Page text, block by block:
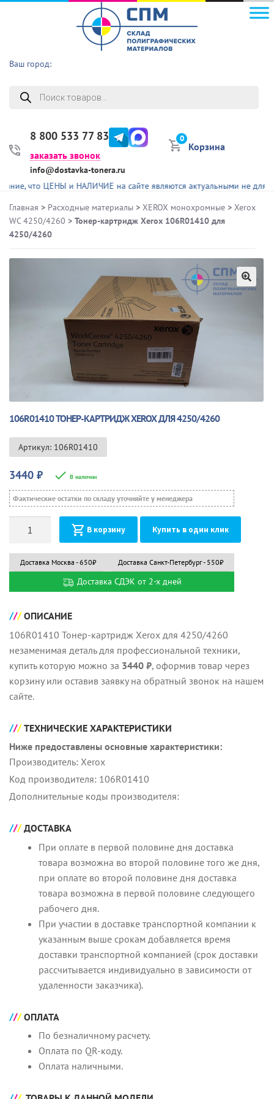
Ваш город:
Поиск
товаров
8 800 533 77 83
заказать звонок
info@dostavka-tonera.ru
0
Корзина
что ЦЕНЫ и НАЛИЧИЕ на сайте являются актуальными не для всех
Главная > Расходные материалы > XEROX монохромные > Xerox
WC 4250/4260 > Тонер-картридж Хerox 106R01410 для
4250/4260
🔍
106R01410 ТОНЕР-КАРТРИДЖ ХEROX ДЛЯ 4250/4260
Артикул: 106R01410
3440 ₽ В наличии
Фактические остатки по складу уточняйте у менеджера
В корзину Купить в один клик
Доставка Москва - 650₽ Доставка Санкт-Петербург - 550₽
Доставка СДЭК от 2-х дней
ОПИСАНИЕ
106R01410 Тонер-картридж Хerox для 4250/4260
незаменимая деталь для профессиональной техники,
купить которую можно за 3440 ₽, оформив товар через
корзину или оставив заявку на обратный звонок на нашем
сайте.
ТЕХНИЧЕСКИЕ ХАРАКТЕРИСТИКИ
Ниже предоставлены основные характеристики:
Производитель: Хerox
Код производителя: 106R01410
Дополнительные коды производителя:
ДОСТАВКА
При оплате в первой половине дня доставка
товара возможна во второй половине того же дня,
при оплате во второй половине дня доставка
товара возможна в первой половине следующего
рабочего дня.
При участии в доставке транспортной компании к
указанным выше срокам добавляется время
доставки транспортной компанией (срок доставки
рассчитывается индивидуально в зависимости от
удаленности заказчика).
ОПЛАТА
По безналичному расчету.
Оплата по QR-коду.
Оплата наличными.